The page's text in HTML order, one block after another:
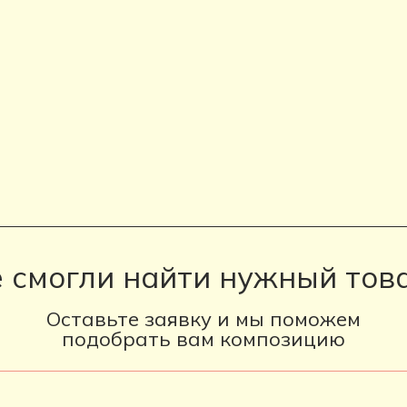
найти нужный
Оставьте заявку и мы поможем
подобрать вам композицию